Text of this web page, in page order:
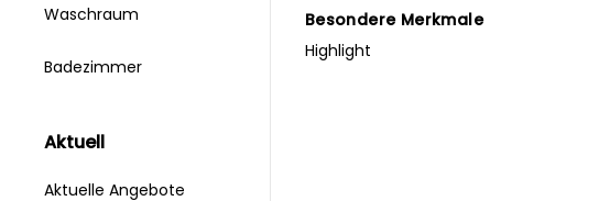
Waschraum
Badezimmer
aktuell
Aktuelle Angebote
Besondere Merkmale
Highlight